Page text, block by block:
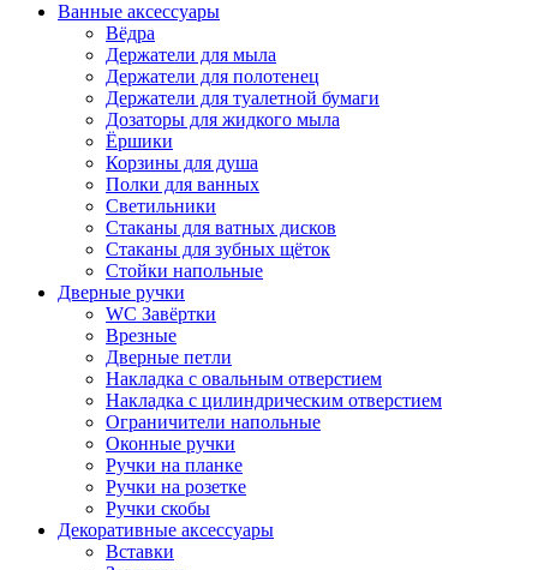
Ванные аксессуары
Вёдра
Держатели для мыла
Держатели для полотенец
Держатели для туалетной бумаги
Дозаторы для жидкого мыла
Ёршики
Корзины для душа
Полки для ванных
Светильники
Стаканы для ватных дисков
Стаканы для зубных щёток
Стойки напольные
Дверные ручки
WC Завёртки
Врезные
Дверные петли
Накладка с овальным отверстием
Накладка с цилиндрическим отверстием
Ограничители напольные
Оконные ручки
Ручки на планке
Ручки на розетке
Ручки скобы
Декоративные аксессуары
Вставки